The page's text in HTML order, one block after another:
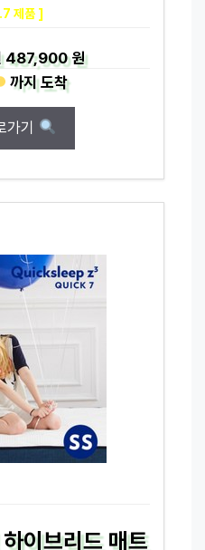
제품 ]
487,900 원
까지도착
가기
이브리드 매트